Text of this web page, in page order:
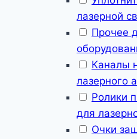
лазерной
Прочее
Каналы
лазерного
Ролики
для
Очки